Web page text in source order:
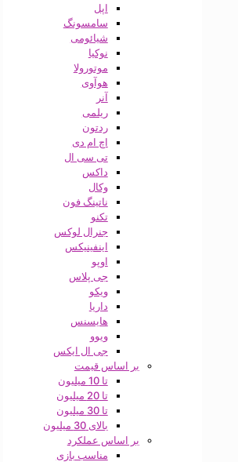
اپل
سامسونگ
شیائومی
نوکیا
موتورولا
هوآوی
آنر
ریلمی
ردتون
اچ ام دی
تی سی ال
داکس
وکال
ناتینگ فون
تکنو
جنرال لوکس
اینفینیکس
اوپو
جی پلاس
ویکو
داریا
هایسنس
ویوو
جی ال ایکس
بر اساس قیمت
تا 10 میلیون
تا 20 میلیون
تا 30 میلیون
بالای 30 میلیون
بر اساس عملکرد
مناسب بازی